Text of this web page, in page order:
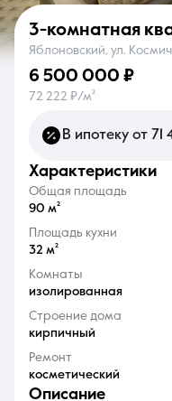
О компании
8
3-комнатная
Яблоновский, ул.
6 500 000 ₽
72 222 ₽/м²
В ипотеку от 71
характеристики
Общая площадь
90 м²
Площадь кухни
32 м²
Комнаты
изолированная
Строение дома
кирпичный
Ремонт
косметический
описание